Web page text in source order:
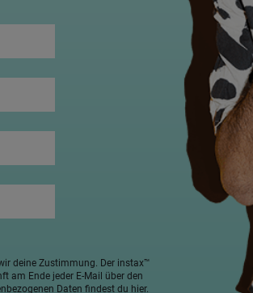
deine Zustimmung. Der instax™
am Ende jeder E-Mail über den
Daten findest du hier.